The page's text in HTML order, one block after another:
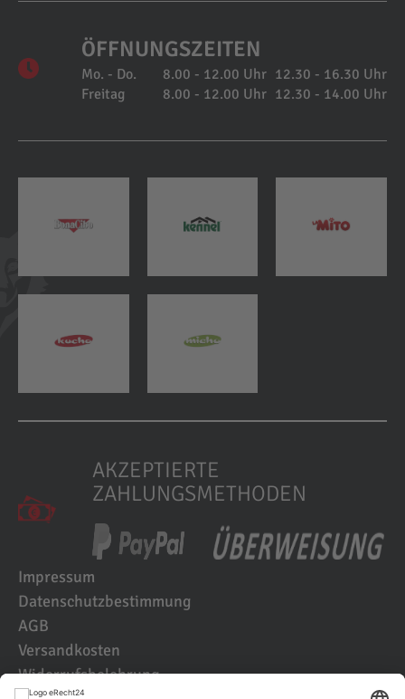
ÖFFNUNGSZEITEN
Mo. - Do. 8.00 - 12.00 Uhr 12.30 - 16.30 Uhr
Freitag
8.00 - 12.00 Uhr 12.30 - 14.00 Uhr
AKZEPTIERTE
ZAHLUNGSMETHODEN
Impressum
Datenschutzbestimmung
AGB
Versandkosten
Widerrufsbelehrung